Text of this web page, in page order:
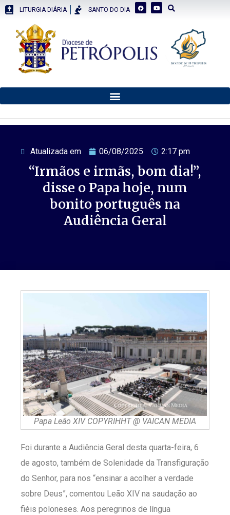
LITURGIA DIÁRIA SANTO DO DIA
Atualizada em 06/08/2025 2:17 pm
“Irmãos e irmãs, bom dia!”,
disse o Papa hoje, num
bonito português na
Audiência Geral
Papa Leão XIV COPYRIHHT @ VAICAN MEDIA
Foi durante a Audiência Geral desta quarta-feira, 6
de agosto, também de Solenidade da Transfiguração
do Senhor, para nos “ensinar a acolher a verdade
sobre Deus”, comentou Leão XIV na saudação ao
fiéis poloneses. Aos peregrinos de língua